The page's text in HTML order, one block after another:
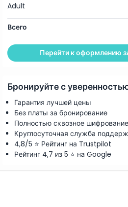
Adult
Всего
Перейти к оформлению
Бронируйте с
Гарантия лучшей цены
Без платы за бронирование
Полностью сквозное
Круглосуточная служба
4,8/5 ⭐ Рейтинг на Trustpilot
Рейтинг 4,7 из 5 ⭐ на Google